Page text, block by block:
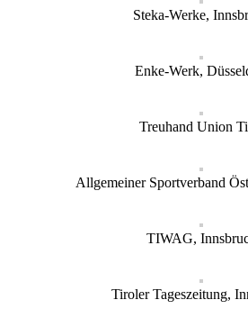
Steka-Werke,
Enke-Werk,
Treuhand Union
Allgemeiner Sportverband
TIWAG,
Tiroler Tageszeitung,